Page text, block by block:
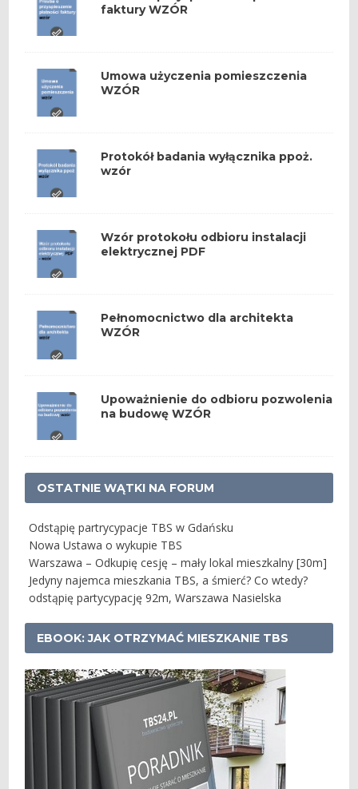
faktury WZÓR
Umowa użyczenia pomieszczenia
WZÓR
Protokół badania wyłącznika ppoż.
wzór
Wzór protokołu odbioru instalacji
elektrycznej PDF
Pełnomocnictwo dla architekta
WZÓR
Upoważnienie do odbioru pozwolenia
na budowę WZÓR
OSTATNIE WĄTKI NA FORUM
Odstąpię partrycypacje TBS w Gdańsku
Nowa Ustawa o wykupie TBS
Warszawa – Odkupię cesję – mały lokal mieszkalny [30m]
Jedyny najemca mieszkania TBS, a śmierć? Co wtedy?
odstąpię partycypację 92m, Warszawa Nasielska
EBOOK: JAK OTRZYMAĆ MIESZKANIE TBS